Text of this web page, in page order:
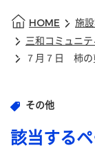
HOME 施
三和コミュニ
７月７日 柿の
その他
該当する